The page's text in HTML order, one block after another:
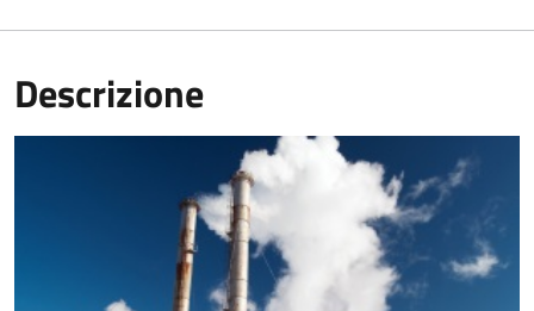
Descrizione